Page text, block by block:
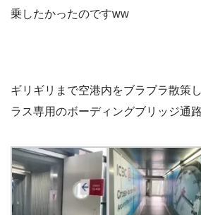
乗したかったのですww
ギリギリまで空港内をブラブラ散策
ラス専用のボーディングブリッジ通